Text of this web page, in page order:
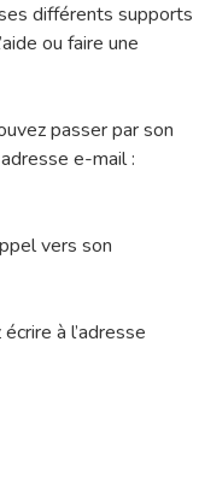
différents supports
ou faire une
passer par son
e-mail :
vers son
à l’adresse